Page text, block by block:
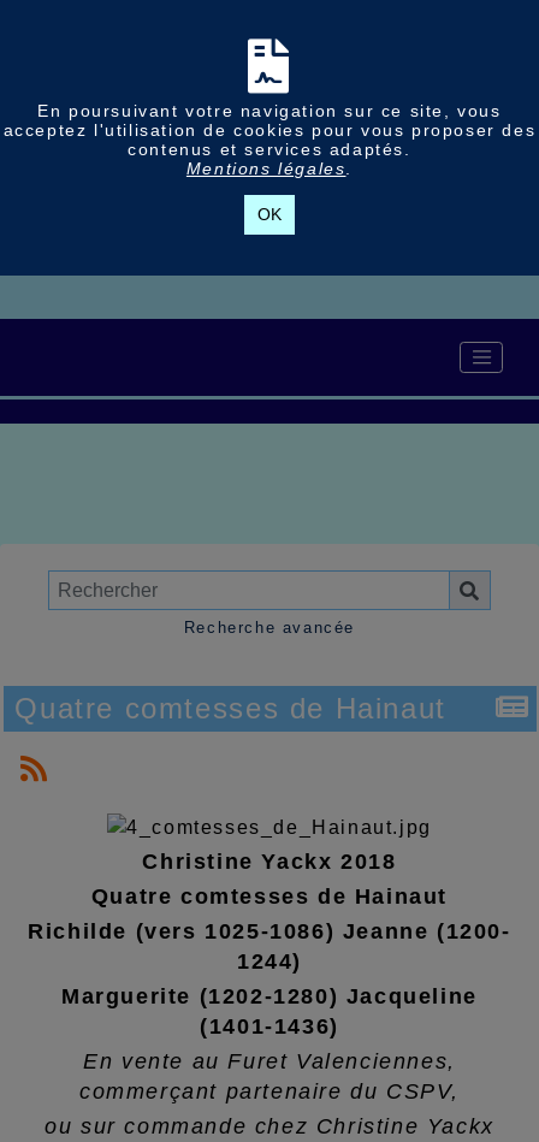
En poursuivant votre navigation sur ce site, vous
acceptez l'utilisation de cookies pour vous proposer des
contenus et services adaptés.
Mentions légales
OK
Recherche avancée
Quatre comtesses de Hainaut
Christine Yackx 2018
Quatre comtesses de Hainaut
Richilde (vers 1025-1086) Jeanne (1200-
1244)
Marguerite (1202-1280) Jacqueline
(1401-1436)
En vente au Furet Valenciennes,
commerçant partenaire du CSPV,
ou sur commande chez Christine Yackx